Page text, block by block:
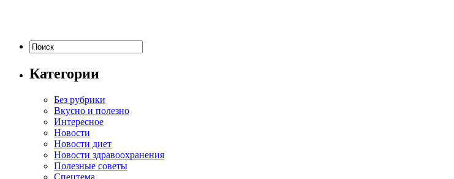
Категории
Без рубрики
Вкусно и полезно
Интересное
Новости
Новости диет
Новости здравоохранения
Полезные советы
Спецтема